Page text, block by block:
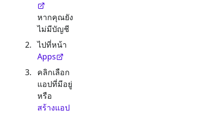
หากคุณยัง
ไม่มีบัญชี
ไปที่หน้า
Apps
คลิกเลือก
แอปที่มีอยู่
หรือ
สร้างแอป